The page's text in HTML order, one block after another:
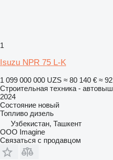
1
Isuzu NPR 75 L-K
1 099 000 000 UZS ≈ 80 140 € ≈
Строительная техника -
2024
Состояние новый
Топливо дизель
Узбекистан, Ташкент
OOO Imagine
Связаться с продавцом